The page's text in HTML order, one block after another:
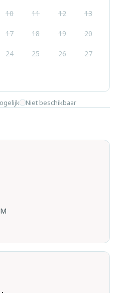
10 11 12 13
17 18 19 20
24 25 26 27
Niet beschikbaar